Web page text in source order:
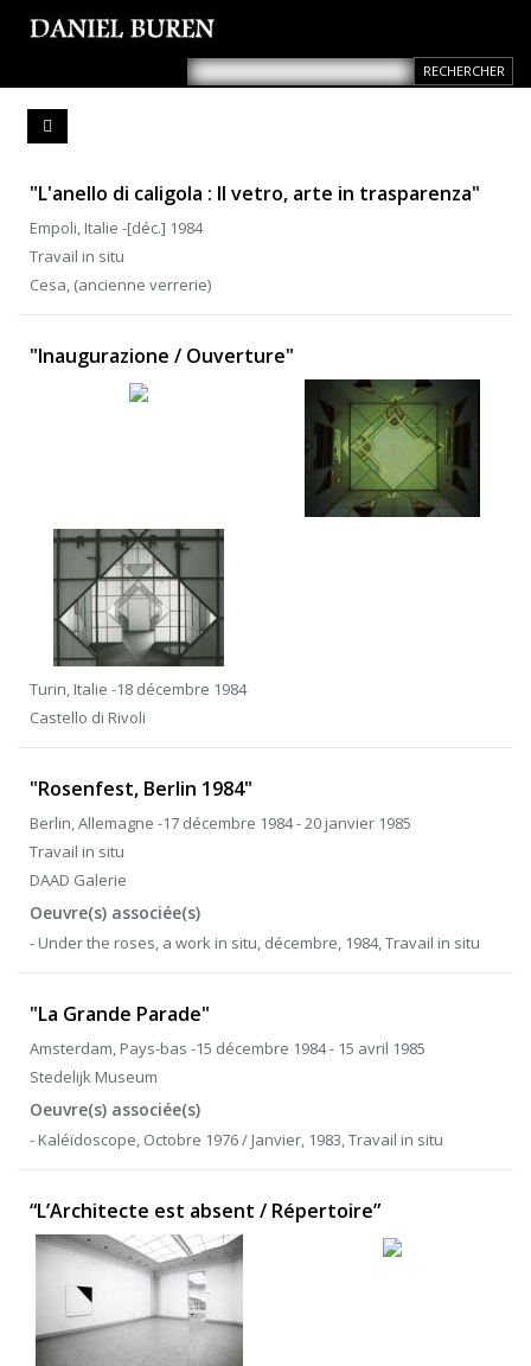
"L'anello di caligola : Il vetro, arte in trasparenza"
Empoli, Italie -[déc.] 1984
Travail in situ
Cesa, (ancienne verrerie)
"Inaugurazione / Ouverture"
Turin, Italie -18 décembre 1984
Castello di Rivoli
"Rosenfest, Berlin 1984"
Berlin, Allemagne -17 décembre 1984 - 20 janvier 1985
Travail in situ
DAAD Galerie
Oeuvre(s) associée(s)
- Under the roses, a work in situ, décembre, 1984, Travail in situ
"La Grande Parade"
Amsterdam, Pays-bas -15 décembre 1984 - 15 avril 1985
Stedelijk Museum
Oeuvre(s) associée(s)
- Kaléïdoscope, Octobre 1976 / Janvier, 1983, Travail in situ
“L’Architecte est absent / Répertoire”